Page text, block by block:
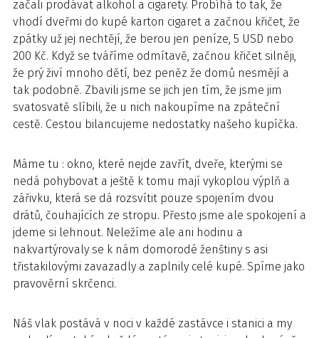
začali prodávat alkohol a cigarety. Probíhá to tak, že
vhodí dveřmi do kupé karton cigaret a začnou křičet, že
zpátky už jej nechtějí, že berou jen peníze, 5 USD nebo
200 Kč. Když se tváříme odmítavě, začnou křičet silněji,
že prý živí mnoho dětí, bez peněz že domů nesmějí a
tak podobně. Zbavili jsme se jich jen tím, že jsme jim
svatosvatě slíbili, že u nich nakoupíme na zpáteční
cestě. Cestou bilancujeme nedostatky našeho kupíčka.
Máme tu : okno, které nejde zavřít, dveře, kterými se
nedá pohybovat a ještě k tomu mají vykoplou výplň a
zářivku, která se dá rozsvítit pouze spojením dvou
drátů, čouhajících ze stropu. Přesto jsme ale spokojení a
jdeme si lehnout. Neležíme ale ani hodinu a
nakvartýrovaly se k nám domorodé ženštiny s asi
třistakilovými zavazadly a zaplnily celé kupé. Spíme jako
pravověrní skrčenci.
Náš vlak postává v noci v každé zastávce i stanici a my